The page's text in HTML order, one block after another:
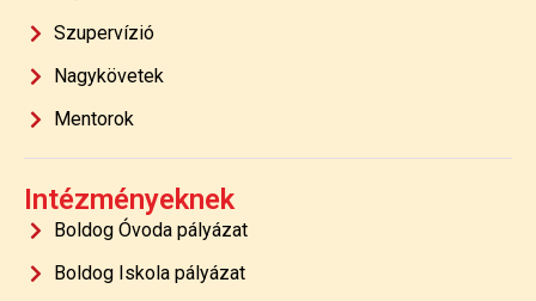
Szupervízió
Nagykövetek
Mentorok
Intézményeknek
Boldog Óvoda pályázat
Boldog Iskola pályázat